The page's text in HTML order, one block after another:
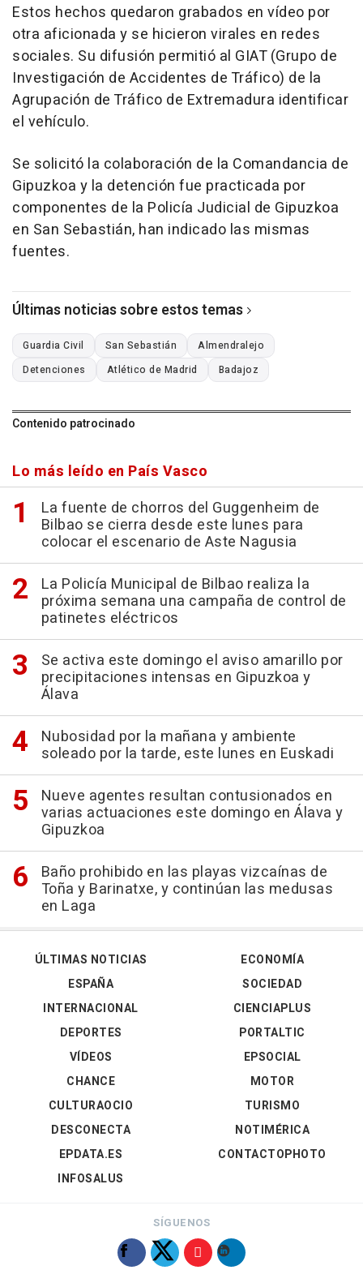
Estos hechos quedaron grabados en vídeo por
otra aficionada y se hicieron virales en redes
sociales. Su difusión permitió al GIAT (Grupo de
Investigación de Accidentes de Tráfico) de la
Agrupación de Tráfico de Extremadura identificar
el vehículo.
Se solicitó la colaboración de la Comandancia de
Gipuzkoa y la detención fue practicada por
componentes de la Policía Judicial de Gipuzkoa
en San Sebastián, han indicado las mismas
fuentes.
Últimas noticias sobre estos temas
Guardia Civil San Sebastián
Almendralejo
Detenciones
Atlético de Madrid Badajoz
Contenido patrocinado
Lo más leído en País Vasco
La fuente de chorros del Guggenheim de
Bilbao se cierra desde este lunes para
colocar el escenario de Aste Nagusia
La Policía Municipal de Bilbao realiza la
próxima semana una campaña de control de
patinetes eléctricos
Se activa este domingo el aviso amarillo por
precipitaciones intensas en Gipuzkoa y
Álava
Nubosidad por la mañana y ambiente
soleado por la tarde, este lunes en Euskadi
Nueve agentes resultan contusionados en
varias actuaciones este domingo en Álava y
Gipuzkoa
Baño prohibido en las playas vizcaínas de
Toña y Barinatxe, y continúan las medusas
en Laga
ÚLTIMAS NOTICIAS
ESPAÑA
INTERNACIONAL
DEPORTES
VÍDEOS
ECONOMÍA
SOCIEDAD
CIENCIAPLUS
PORTALTIC
EPSOCIAL
CHANCE
CULTURAOCIO
DESCONECTA
EPDATA.ES
INFOSALUS
MOTOR
TURISMO
NOTIMÉRICA
CONTACTOPHOTO
SÍGUENOS